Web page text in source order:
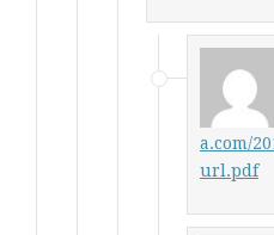
a.com/
url.pdf